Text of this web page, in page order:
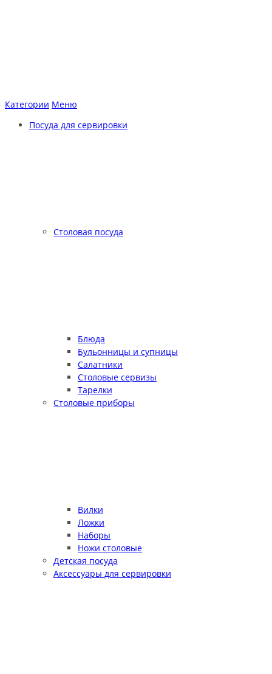
Категории Меню
Посуда для сервировки
Столовая посуда
Блюда
Бульонницы и супницы
Салатники
Столовые сервизы
Тарелки
Столовые приборы
Вилки
Ложки
Наборы
Ножи столовые
Детская посуда
Аксессуары для сервировки